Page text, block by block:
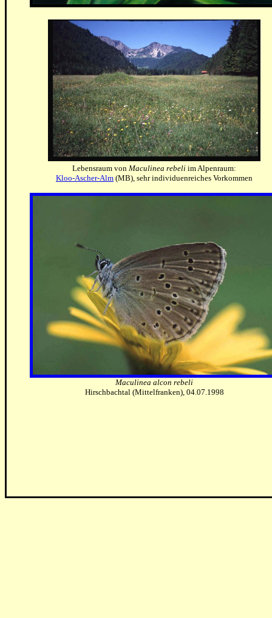
Lebensraum von Maculinea rebeli im Alpenraum:
Kloo-Ascher-Alm (MB), sehr individuenreiches Vorkommen
Maculinea alcon rebeli
Hirschbachtal (Mittelfranken), 04.07.1998